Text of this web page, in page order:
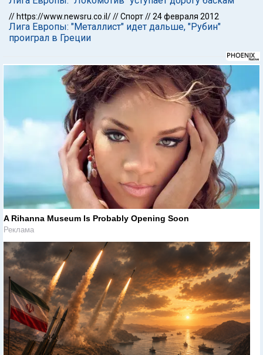
// https://www.newsru.co.il///Спорт//24 февраля 2012
Лига Европы: "Металлист" идет дальше, "Рубин"
проиграл в Греции
A Rihanna Museum Is Probably Opening Soon
Реклама